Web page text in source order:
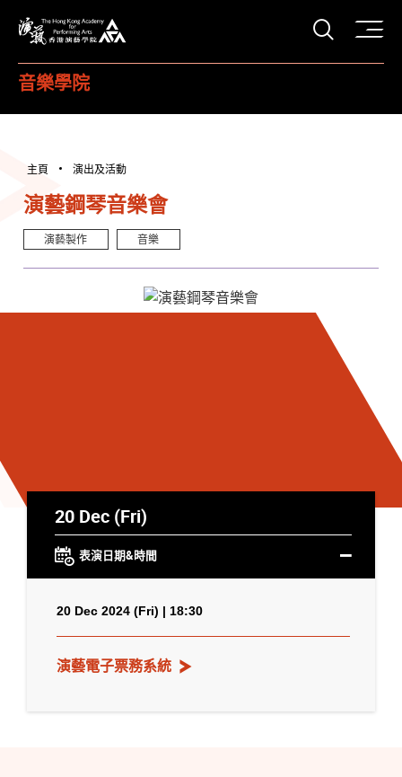
打開
音樂學院
主頁 演出及活動
演藝鋼琴音樂會
演藝製作 音樂
20 Dec (Fri)
表演日期&時間
20 Dec 2024 (Fri) | 18:30
演藝電子票務系統